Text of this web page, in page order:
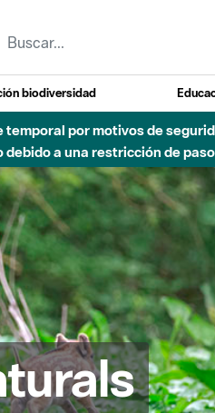
biodiversidad
temporal por motivos de
a una restricción de